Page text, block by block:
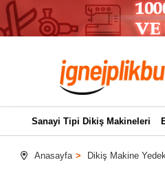
Sanayi Tipi Dikiş Makineleri
Anasayfa Dikiş Makine